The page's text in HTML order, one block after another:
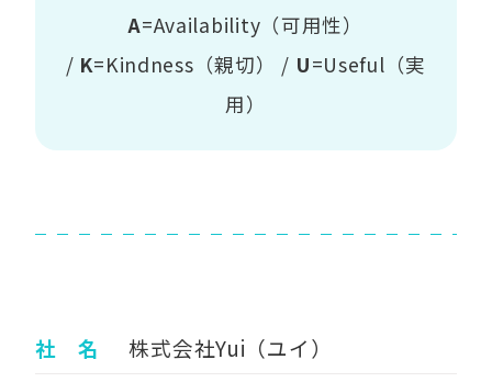
A=Availability（可用性）
/ K=Kindness（親切） / U=Useful（実
用）
社 名
株式会社Yui（ユイ）